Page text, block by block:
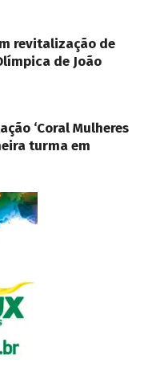
revitalização de
de João
‘Coral Mulheres
turma em